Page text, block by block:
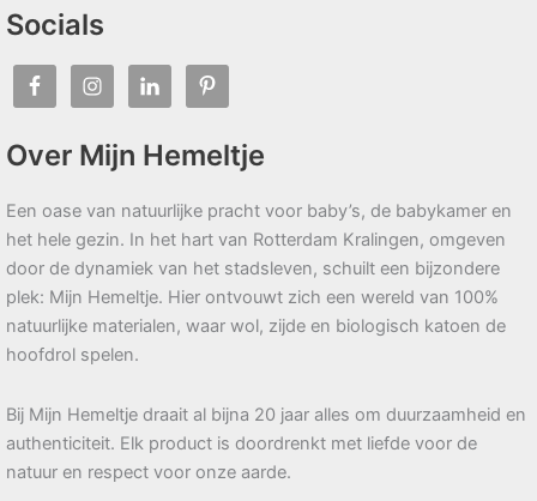
Socials
Over Mijn Hemeltje
Een oase van natuurlijke pracht voor baby’s, de babykamer en
het hele gezin. In het hart van Rotterdam Kralingen, omgeven
door de dynamiek van het stadsleven, schuilt een bijzondere
plek: Mijn Hemeltje. Hier ontvouwt zich een wereld van 100%
natuurlijke materialen, waar wol, zijde en biologisch katoen de
hoofdrol spelen.
Bij Mijn Hemeltje draait al bijna 20 jaar alles om duurzaamheid en
authenticiteit. Elk product is doordrenkt met liefde voor de
natuur en respect voor onze aarde.